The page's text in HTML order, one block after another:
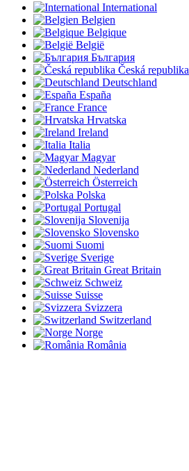
International
Belgien
Belgique
België
България
Česká republika
Deutschland
España
France
Hrvatska
Ireland
Italia
Magyar
Nederland
Österreich
Polska
Portugal
Slovenija
Slovensko
Suomi
Sverige
Great Britain
Schweiz
Suisse
Svizzera
Switzerland
Norge
România